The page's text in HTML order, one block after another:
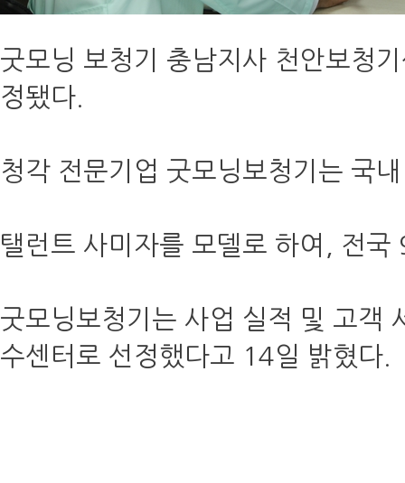
굿모닝 보청기 충남지사 천안보청
정됐다.
청각 전문기업 굿모닝보청기는 국
탤런트 사미자를 모델로 하여, 전
굿모닝보청기는 사업 실적 및 고객
수센터로 선정했다고 14일 밝혔다.